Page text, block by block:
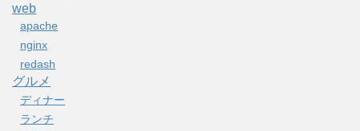
web
apache
nginx
redash
グルメ
ディナー
ランチ